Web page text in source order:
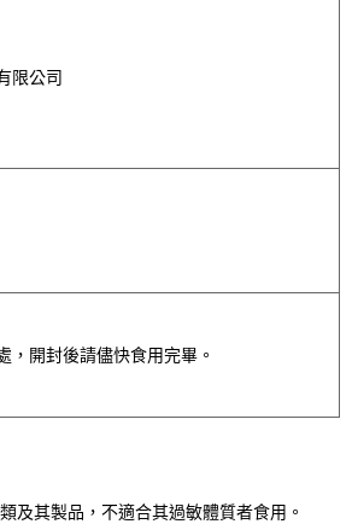
限公司
，開封後請儘快食用完畢。
及其製品，不適合其過敏體質者食用。